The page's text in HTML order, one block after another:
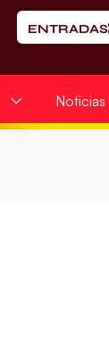
ENTRADAS
Noticias